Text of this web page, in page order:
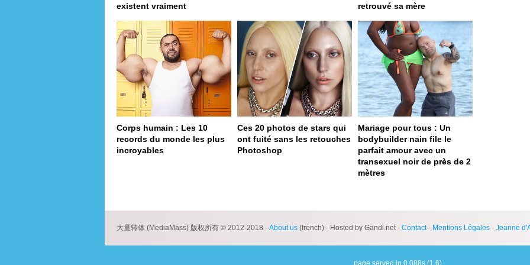
existent vraiment retrouvé sa mère
Corps humain : Les 10
records du monde les plus
incroyables
Ces 20 photos de stars qui
ont fuité sans les retouches
Photoshop
Mariage pour tous : Un
bodybuilder nain file le
parfait amour avec un
transexuel noir de près de 2
mètres
大量转体 (MediaMass) 版权所有 © 2012-2018 - About us (french) - Hosted by Gandi.net - Contact- Mentions Légales - Jeanne
page served in 0.088s (1,6)